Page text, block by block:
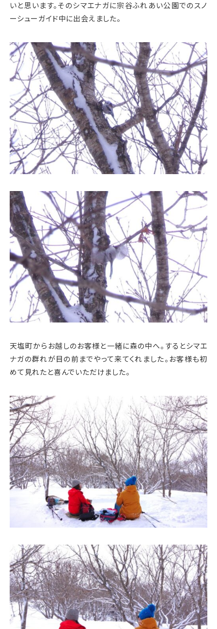
いと思います。そのシマエナガに宗谷ふれあい公園でのスノ
ーシューガイド中に出会えました。
天塩町からお越しのお客様と一緒に森の中へ。するとシマエ
ナガの群れが目の前までやって来てくれました。お客様も初
めて見れたと喜んでいただけました。